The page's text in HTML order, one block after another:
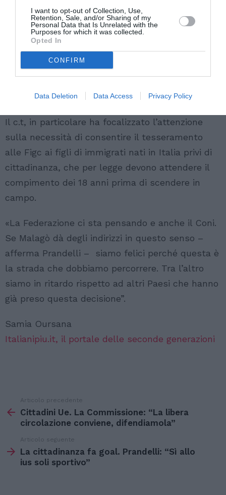
I want to opt-out of Collection, Use,
Retention, Sale, and/or Sharing of my
Personal Data that Is Unrelated with the
Purposes for which it was collected.
Opted In
CONFIRM
Data Deletion Data Access Privacy Policy
fortemente dal presidente Malagò e di
conseguenza anche il nostro, come Figc”. Lo ha
dichiarato l'allenatore a margine della
presentazione della seconda edizione della
Junior Tim Cup, torneo dedicato agli oratori
italiano, dalla lega calcio di Serie A e da Tim.
Il c.t, in particolare ha focalizzato l’attenzione
sulla necessità di consentire il tesseramento
alle Figc ai figli di immigrati nati in Italia privi di
cittadinanza, che per legge devono attendere il
compimento dei 18 anni prima di scendere in
campo.
«La Federazione ci sta pensando e anche il Coni.
Se Malagò dà degli indirizzi in questo senso –
afferma Prandelli – siamo felici perché questa è
la strada che dobbiamo percorrere. Tra l’altro
siamo in ritardo rispetto ad altri Paesi che hanno
già preso questa decisione”.
Samia Oursana
Italianipiu.it, il portale delle seconde generazioni
di
Articolo precedente
Cittadini Ue. La Commissione: “La libera
circolazione conviene, difendiamola”
Articolo seguente
La cittadinanza fa goal. Prandelli: “Sì allo
ius soli sportivo”